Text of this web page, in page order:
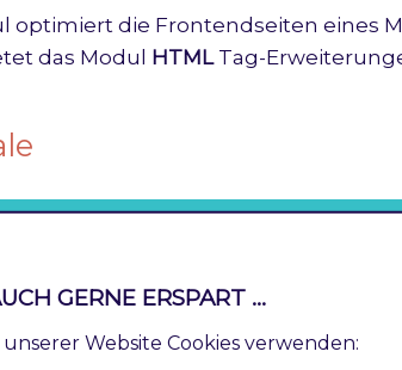
optimiert die Frontendseiten eines
das Modul HTMLTag-
Kategorien und deren
Contentzu verhindern.
GERNE ERSPART ...
Website Cookies verwenden: